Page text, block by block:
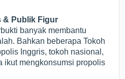
& Publik Figur
banyak membantu
Bahkan beberapa Tokoh
Inggris, tokoh nasional,
ikut mengkonsumsi propolis